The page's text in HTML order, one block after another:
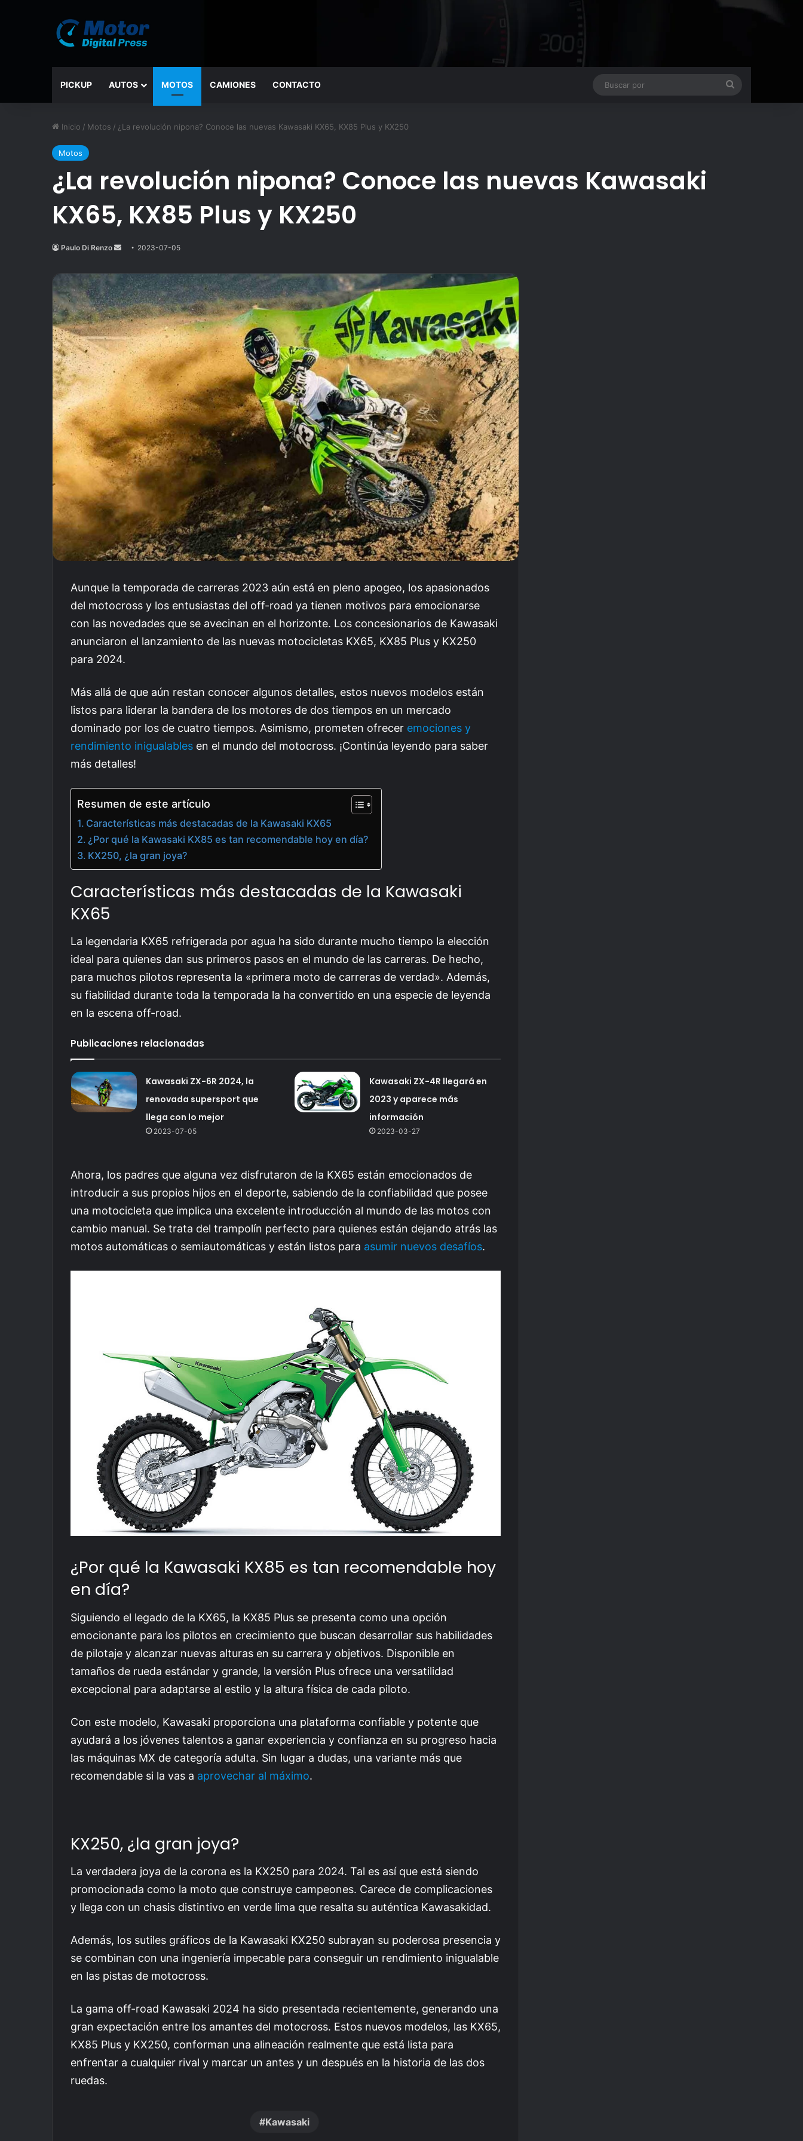
PICKUP AUTOS MOTOS CAMIONES CONTACTO
Inicio / Motos / ¿La revolución nipona? Conoce las nuevas Kawasaki KX65, KX85 Plus y KX250
Motos
¿La revolución nipona? Conoce las nuevas Kawasaki
KX65, KX85 Plus y KX250
Paulo Di Renzo
Send
email
2023-07-05
Aunque la temporada de carreras 2023 aún está en pleno apogeo, los apasionados
del motocross y los entusiastas del off-road ya tienen motivos para emocionarse
con las novedades que se avecinan en el horizonte. Los concesionarios de Kawasaki
anunciaron el lanzamiento de las nuevas motocicletas KX65, KX85 Plus y KX250
para 2024.
Más allá de que aún restan conocer algunos detalles, estos nuevos modelos están
listos para liderar la bandera de los motores de dos tiempos en un mercado
dominado por los de cuatro tiempos. Asimismo, prometen ofrecer emociones y
rendimiento inigualables en el mundo del motocross. ¡Continúa leyendo para saber
más detalles!
Resumen de este artículo
Características más destacadas de la Kawasaki KX65
¿Por qué la Kawasaki KX85 es tan recomendable hoy en día?
KX250, ¿la gran joya?
Características más destacadas de la Kawasaki
KX65
La legendaria KX65 refrigerada por agua ha sido durante mucho tiempo la elección
ideal para quienes dan sus primeros pasos en el mundo de las carreras. De hecho,
para muchos pilotos representa la «primera moto de carreras de verdad». Además,
su fiabilidad durante toda la temporada la ha convertido en una especie de leyenda
en la escena off-road.
Publicaciones relacionadas
Kawasaki ZX-6R 2024, la
renovada supersport que
llega con lo mejor
2023-07-05
Kawasaki ZX-4R llegará en
2023 y aparece más
información
2023-03-27
Ahora, los padres que alguna vez disfrutaron de la KX65 están emocionados de
introducir a sus propios hijos en el deporte, sabiendo de la confiabilidad que posee
una motocicleta que implica una excelente introducción al mundo de las motos con
cambio manual. Se trata del trampolín perfecto para quienes están dejando atrás las
motos automáticas o semiautomáticas y están listos para asumir nuevos desafíos.
¿Por qué la Kawasaki KX85 es tan recomendable hoy
en día?
Siguiendo el legado de la KX65, la KX85 Plus se presenta como una opción
emocionante para los pilotos en crecimiento que buscan desarrollar sus habilidades
de pilotaje y alcanzar nuevas alturas en su carrera y objetivos. Disponible en
tamaños de rueda estándar y grande, la versión Plus ofrece una versatilidad
excepcional para adaptarse al estilo y la altura física de cada piloto.
Con este modelo, Kawasaki proporciona una plataforma confiable y potente que
ayudará a los jóvenes talentos a ganar experiencia y confianza en su progreso hacia
las máquinas MX de categoría adulta. Sin lugar a dudas, una variante más que
recomendable si la vas a aprovechar al máximo.
KX250, ¿la gran joya?
La verdadera joya de la corona es la KX250 para 2024. Tal es así que está siendo
promocionada como la moto que construye campeones. Carece de complicaciones
y llega con un chasis distintivo en verde lima que resalta su auténtica Kawasakidad.
Además, los sutiles gráficos de la Kawasaki KX250 subrayan su poderosa presencia y
se combinan con una ingeniería impecable para conseguir un rendimiento inigualable
en las pistas de motocross.
La gama off-road Kawasaki 2024 ha sido presentada recientemente, generando una
gran expectación entre los amantes del motocross. Estos nuevos modelos, las KX65,
KX85 Plus y KX250, conforman una alineación realmente que está lista para
enfrentar a cualquier rival y marcar un antes y un después en la historia de las dos
ruedas.
Kawasaki